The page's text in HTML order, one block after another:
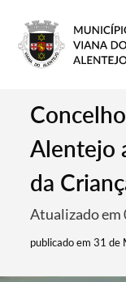
Alentejo
da
Atualizado
publicado em 31 de